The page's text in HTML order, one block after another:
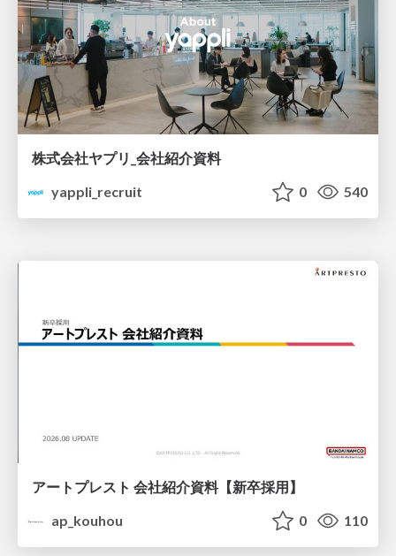
株式会社ヤプリ_会社紹介資料
yappli_recruit
0 540
アートプレスト 会社紹介資料【新卒採用】
ap_kouhou
0 110